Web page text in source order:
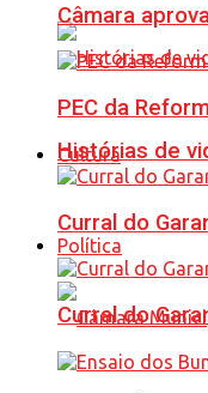
Histórias de
Política
Câmara
PEC da
Cultura
Curral do
Curral do